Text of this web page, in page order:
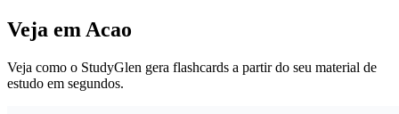
Veja em Acao
Veja como o StudyGlen gera flashcards a partir do seu material de
estudo em segundos.